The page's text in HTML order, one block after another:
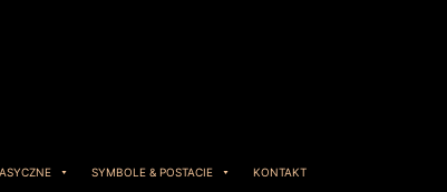
SYMBOLE & POSTACIE KONTAKT